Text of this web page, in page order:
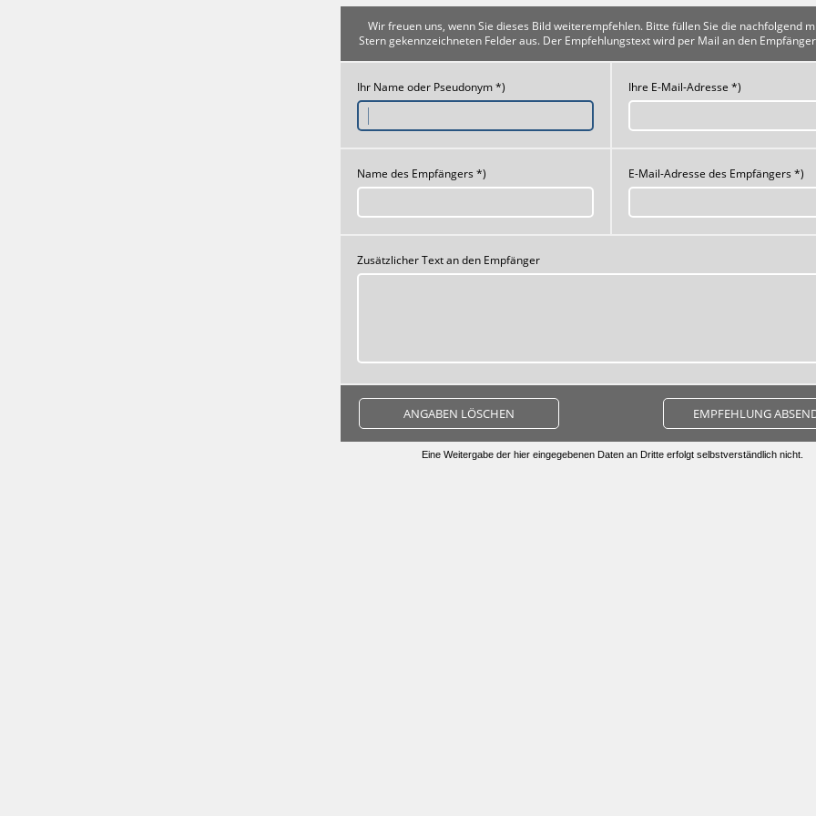
Wir freuen uns, wenn Sie dieses Bild weiterempfehlen. Bitte füllen Sie die nachfolgend
Stern gekennzeichneten Felder aus. Der Empfehlungstext wird per Mail an den
Ihr Name oder Pseudonym *) Ihre E-Mail-Adresse *)
Name des Empfängers *) E-Mail-Adresse des Empfängers *)
Zusätzlicher Text an den Empfänger
ANGABEN LÖSCHEN EMPFEHLUNG
Eine Weitergabe der hier eingegebenen Daten an Dritte erfolgt selbstverständlich nicht.